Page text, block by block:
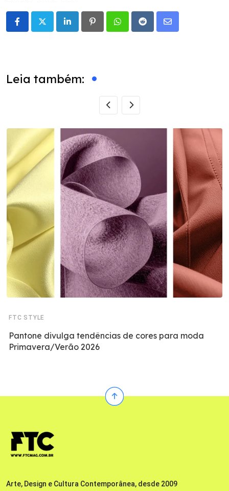
LinkedIn PinterestWhatsappRedditShare
Leia também:
FTC STYLE
Pantone divulga tendências de cores para moda
Primavera/Verão 2026
Arte, Design e Cultura Contemporânea, desde 2009